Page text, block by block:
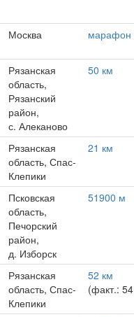
Москва марафон
Рязанская
область,
Рязанский
район,
с. Алеканово
50 км
Рязанская
область, Спас-
Клепики
21 км
Псковская
область,
Печорский
район,
д. Изборск
51900 м
Рязанская
область, Спас-
Клепики
52 км
(факт.: